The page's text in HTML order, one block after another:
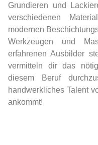
Grundieren und
verschiedenen
modernen
Werkzeugen und
erfahrenen Ausbilder
vermitteln dir das
diesem Beruf
handwerkliches Talent
ankommt!